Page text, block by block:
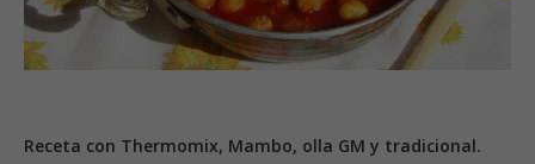
Receta con Thermomix, Mambo, olla GM y tradicional.